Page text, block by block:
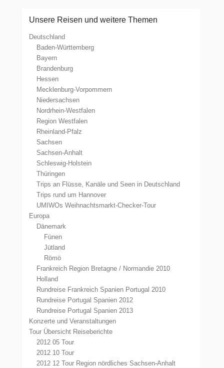
Unsere Reisen und weitere Themen
Deutschland
Baden-Württemberg
Bayern
Brandenburg
Hessen
Mecklenburg-Vorpommern
Niedersachsen
Nordrhein-Westfalen
Region Westfalen
Rheinland-Pfalz
Sachsen
Sachsen-Anhalt
Schleswig-Holstein
Thüringen
Trips an Flüsse, Kanäle und Seen in Deutschland
Trips rund um Hannover
UMIWOs Weihnachtsmarkt-Checker-Tour
Europa
Dänemark
Fünen
Jütland
Römö
Frankreich Region Bretagne / Normandie 2010
Holland
Rundreise Frankreich Spanien Portugal 2010
Rundreise Portugal Spanien 2012
Rundreise Portugal Spanien 2013
Konzerte und Veranstaltungen
Tour Übersicht Reiseberichte
2012 05 Tour
2012 10 Tour
2012 12 Tour Region nördliches Sachsen-Anhalt